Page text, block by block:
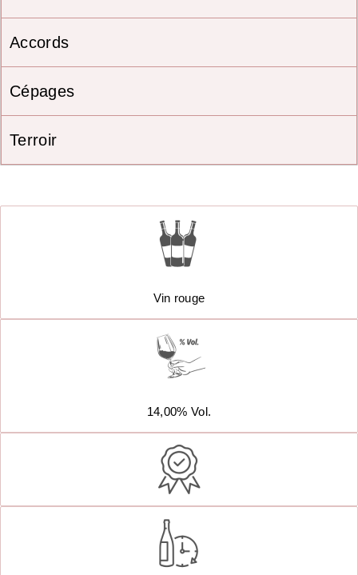
Accords
Cépages
Terroir
Vin rouge
14,00% Vol.